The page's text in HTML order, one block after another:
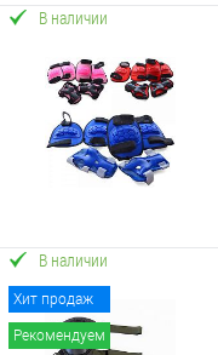
В наличии
Хит продаж
Рекомендуем
В наличии